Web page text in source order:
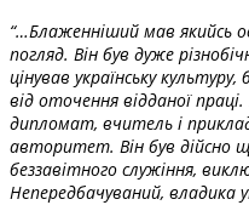
“…Блаженніший мав якийсь
погляд. Він був дуже
цінував українську
від оточення відданої
дипломат, вчитель і
авторитет. Він був
беззавітного служіння,
Непередбачуваний, владика